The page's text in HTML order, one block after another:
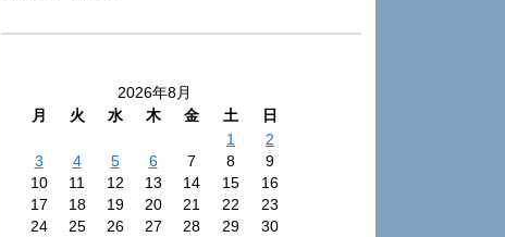
2026年8月
月
火 水 木 金 土
日
1
2
3
4 5 6 7 8
9
10
11 12 13 14 15
16
17
18 19 20 21 22
23
24
25 26 27 28 29
30